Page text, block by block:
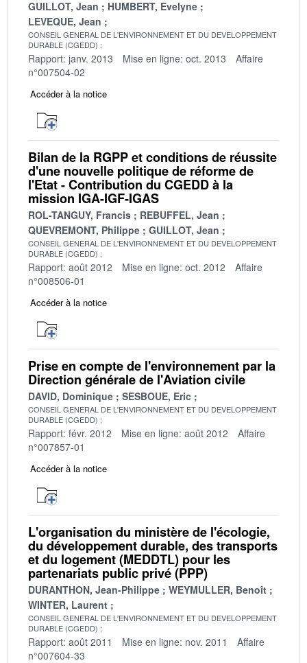
GUILLOT, Jean
HUMBERT, Evelyne
LEVEQUE, Jean
CONSEIL GENERAL DE L'ENVIRONNEMENT ET DU DEVELOPPEMENT
DURABLE (CGEDD)
Rapport: janv. 2013 Mise en ligne: oct. 2013
Affaire
n°007504-02
Accéder à la notice
Bilan de la RGPP et conditions de réussite
d'une nouvelle politique de réforme de
l'Etat - Contribution du CGEDD à la
mission IGA-IGF-IGAS
ROL-TANGUY, Francis
REBUFFEL, Jean
QUEVREMONT, Philippe
GUILLOT, Jean
CONSEIL GENERAL DE L'ENVIRONNEMENT ET DU DEVELOPPEMENT
DURABLE (CGEDD)
Rapport: août 2012 Mise en ligne: oct. 2012
Affaire
n°008506-01
Accéder à la notice
Prise en compte de l'environnement par la
Direction générale de l'Aviation civile
DAVID, Dominique SESBOUE, Eric
CONSEIL GENERAL DE L'ENVIRONNEMENT ET DU DEVELOPPEMENT
DURABLE (CGEDD)
Rapport: févr. 2012 Mise en ligne: août 2012
Affaire
n°007857-01
Accéder à la notice
L'organisation du ministère de l'écologie,
du développement durable, des transports
et du logement (MEDDTL) pour les
partenariats public privé (PPP)
DURANTHON, Jean-Philippe
WEYMULLER, Benoît
WINTER, Laurent
CONSEIL GENERAL DE L'ENVIRONNEMENT ET DU DEVELOPPEMENT
DURABLE (CGEDD)
Rapport: août 2011 Mise en ligne: nov. 2011
Affaire
n°007604-33